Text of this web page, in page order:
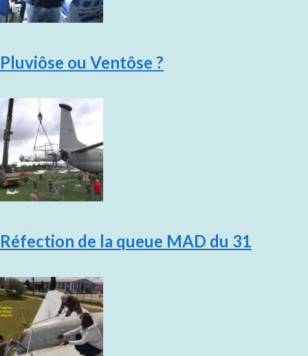
Pluviôse ou Ventôse ?
Réfection de la queue MAD du 31